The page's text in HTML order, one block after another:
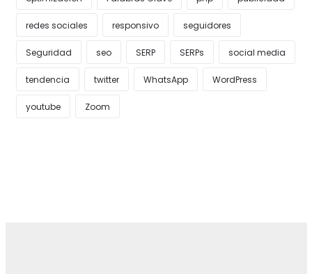
redes sociales responsivo seguidores
Seguridad seo SERP SERPs social media
tendencia twitter WhatsApp WordPress
youtube Zoom